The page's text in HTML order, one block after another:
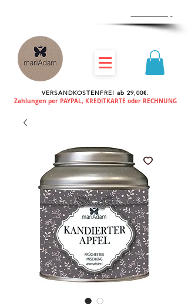
VERSANDKOSTENFREI ab 29,00€.
Zahlungen per PAYPAL, KREDITKARTE oder RECHNUNG